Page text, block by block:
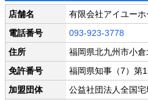
店舗名
有限会社アイユー
電話番号
093-923-3778
住所
福岡県北九州市小
免許番号
福岡県知事（7）第
加盟団体
公益社団法人全国